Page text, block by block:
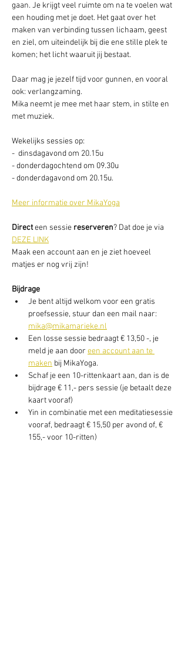
gaan. Je krijgt veel ruimte om na te voelen wat
een houding met je doet. Het gaat over het
maken van verbinding tussen lichaam, geest
en ziel, om uiteindelijk bij die ene stille plek te
komen; het licht waaruit jij bestaat.
Daar mag je jezelf tijd voor gunnen, en vooral
ook: verlangzaming.
Mika neemt je mee met haar stem, in stilte en
met muziek.
Wekelijks sessies op:
-  dinsdagavond om 20.15u
- donderdagochtend om 09.30u
- donderdagavond om 20.15u.
Meer informatie over MikaYoga
Direct een sessie reserveren? Dat doe je via
DEZE LINK
Maak een account aan en je ziet hoeveel
matjes er nog vrij zijn!
Bijdrage
Je bent altijd welkom voor een gratis
proefsessie, stuur dan een mail naar:
mika@mikamarieke.nl
Een losse sessie bedraagt € 13,50 -, je
meld je aan door een account aan te
maken bij MikaYoga.
Schaf je een 10-rittenkaart aan, dan is de
bijdrage € 11,- pers sessie (je betaalt deze
kaart vooraf)
Yin in combinatie met een meditatiesessie
vooraf, bedraagt € 15,50 per avond of, €
155,- voor 10-ritten)